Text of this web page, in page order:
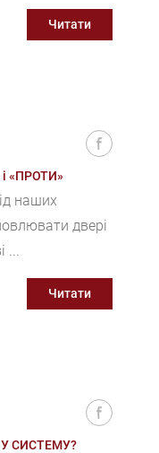
Читати
і «ПРОТИ»
наших
двері
...
Читати
СИСТЕМУ?